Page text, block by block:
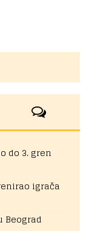
do 3. gren
igrača
Beograd